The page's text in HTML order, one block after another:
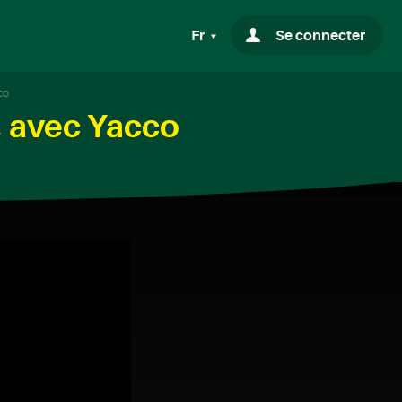
Fr Se connecter
Yacco